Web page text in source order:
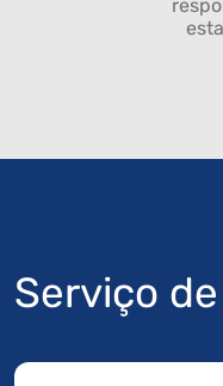
Serviço